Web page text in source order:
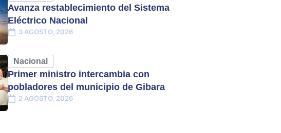
Avanza restablecimiento del Sistema
Eléctrico Nacional
3 AGOSTO, 2026
Nacional
Primer ministro intercambia con
pobladores del municipio de Gibara
2 AGOSTO, 2026